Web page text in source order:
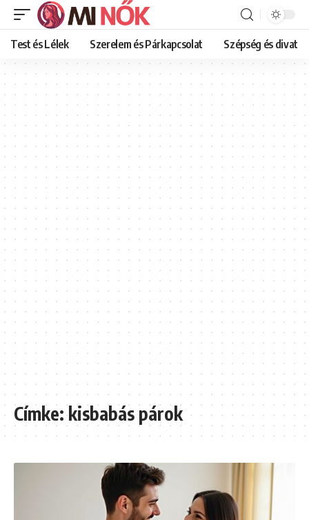
Test és Lélek Szerelem és Párkapcsolat Szépség és divat
Címke:kisbabás párok